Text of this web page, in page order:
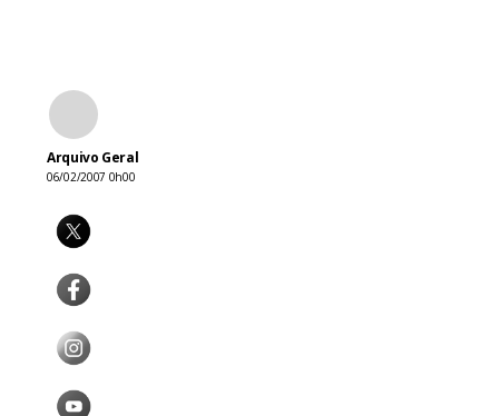
Arquivo Geral
06/02/2007 0h00